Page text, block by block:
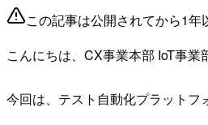
この記事は公開されてから1年
こんにちは、CX事業本部 IoT事業
今回は、テスト自動化プラットフ